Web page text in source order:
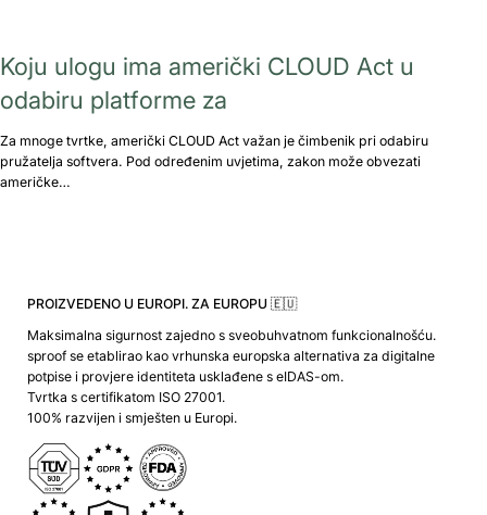
Koju ulogu ima američki CLOUD Act u
odabiru platforme za
Za mnoge tvrtke, američki CLOUD Act važan je čimbenik pri odabiru
pružatelja softvera. Pod određenim uvjetima, zakon može obvezati
američke…
PROIZVEDENO U EUROPI. ZA EUROPU 🇪🇺
Maksimalna sigurnost zajedno s sveobuhvatnom funkcionalnošću.
sproof se etablirao kao vrhunska europska alternativa za digitalne
potpise i provjere identiteta usklađene s eIDAS-om.
Tvrtka s certifikatom ISO 27001.
100% razvijen i smješten u Europi.